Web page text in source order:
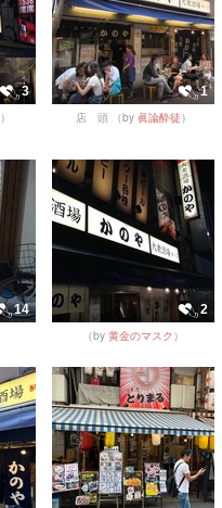
3
）
1
店 頭 （by 眞論酔徒 ）
14 2
（by 黄金のマスク ）